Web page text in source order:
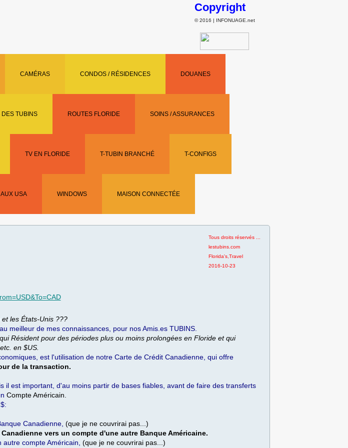
CAMÉRAS CONDOS / RÉSIDENCES DOUANES
DES TUBINS ROUTES FLORIDE SOINS / ASSURANCES
TV EN FLORIDE T-TUBIN BRANCHÉ T-CONFIGS
USA WINDOWS MAISON CONNECTÉE
Copyright
© 2016 | INFONUAGE.net
les États-Unis ???
meilleur de mes connaissances, pour nos Amis.es TUBINS.
Résident pour des périodes plus ou moins prolongées en Floride et qui
en $US.
est l'utilisation de notre Carte de Crédit Canadienne, qui offre
de la transaction.
il est important, d'au moins partir de bases fiables, avant de faire des transferts
Compte Américain.
Canadienne, (que je ne couvrirai pas...)
vers un compte d'une autre Banque Américaine.
compte Américain, (que je ne couvrirai pas...)
Tous droits réservés ...
lestubins.com
​Florida's,Travel
2016-10-23